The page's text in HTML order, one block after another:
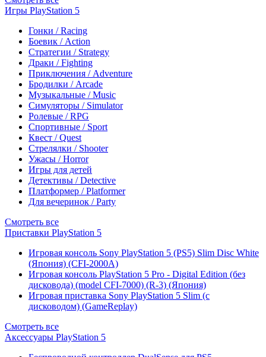
Игры PlayStation 5
Гонки / Racing
Боевик / Action
Стратегии / Strategy
Драки / Fighting
Приключения / Adventure
Бродилки / Arcade
Музыкальные / Music
Симуляторы / Simulator
Ролевые / RPG
Спортивные / Sport
Квест / Quest
Стрелялки / Shooter
Ужасы / Horror
Игры для детей
Детективы / Detective
Платформер / Platformer
Для вечеринок / Party
Смотреть все
Приставки PlayStation 5
Игровая консоль Sony PlayStation 5 (PS5) Slim Disc White
(Япония) (CFI-2000A)
Игровая консоль PlayStation 5 Pro - Digital Edition (без
дисковода) (model CFI-7000) (R-3) (Япония)
Игровая приставка Sony PlayStation 5 Slim (с
дисководом) (GameReplay)
Смотреть все
Аксессуары PlayStation 5